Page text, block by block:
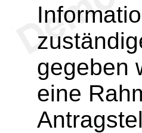
gegeben
eine